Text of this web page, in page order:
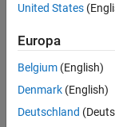
United States
Europa
Belgium (English)
Denmark (English)
Deutschland
Trust Center
Datendiebstahl
© 1994-2026